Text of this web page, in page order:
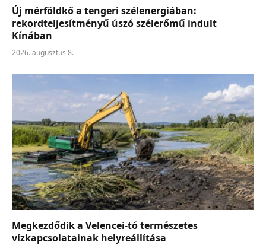
Új mérföldkő a tengeri szélenergiában:
rekordteljesítményű úszó szélerőmű indult
Kínában
2026. augusztus 8.
Megkezdődik a Velencei-tó természetes
vízkapcsolatainak helyreállítása